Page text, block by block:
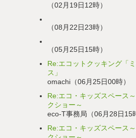
（02月19日12時）
（08月22日23時）
（05月25日15時）
Re:エコットクッキング「
ス」
omachi（06月25日00時）
Re:エコ・キッズスペース
クショー～
eco-T事務局（06月28日15
Re:エコ・キッズスペース